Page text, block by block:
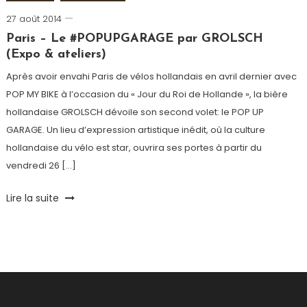
27 août 2014
Romain-
Paris
Paris – Le #POPUPGARAGE par GROLSCH
(Expo & ateliers)
Après avoir envahi Paris de vélos hollandais en avril dernier avec
POP MY BIKE à l’occasion du « Jour du Roi de Hollande », la bière
hollandaise GROLSCH dévoile son second volet: le POP UP
GARAGE. Un lieu d’expression artistique inédit, où la culture
hollandaise du vélo est star, ouvrira ses portes à partir du
vendredi 26 […]
Tagged
Pop
Lire la suite